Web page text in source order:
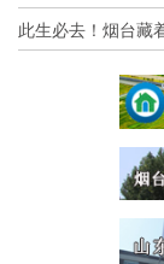
此生必去！烟台藏